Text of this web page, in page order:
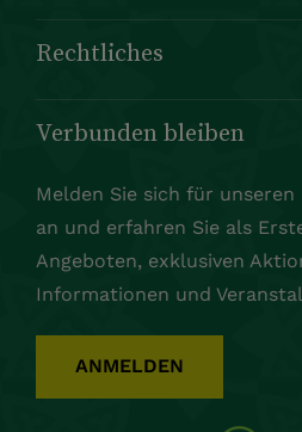
Rechtliches
Verbunden bleiben
Melden Sie sich für
an und erfahren Sie als
Angeboten, exklusiven
Informationen und
ANMELDEN